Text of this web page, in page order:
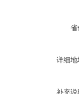
省
详细地
补充说